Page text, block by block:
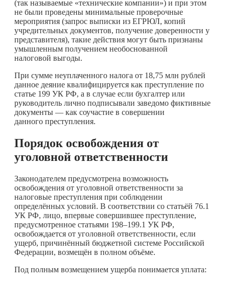
(так называемые «технические компании») и при этом
не были проведены минимальные проверочные
мероприятия (запрос выписки из ЕГРЮЛ, копий
учредительных документов, получение доверенности у
представителя), такие действия могут быть признаны
умышленным получением необоснованной
налоговой выгоды.
При сумме неуплаченного налога от 18,75 млн рублей
данное деяние квалифицируется как преступление по
статье 199 УК РФ, а в случае если бухгалтер или
руководитель лично подписывали заведомо фиктивные
документы — как соучастие в совершении
данного преступления.
Порядок освобождения от
уголовной ответственности
Законодателем предусмотрена возможность
освобождения от уголовной ответственности за
налоговые преступления при соблюдении
определённых условий. В соответствии со статьёй 76.1
УК РФ, лицо, впервые совершившее преступление,
предусмотренное статьями 198–199.1 УК РФ,
освобождается от уголовной ответственности, если
ущерб, причинённый бюджетной системе Российской
Федерации, возмещён в полном объёме.
Под полным возмещением ущерба понимается уплата: